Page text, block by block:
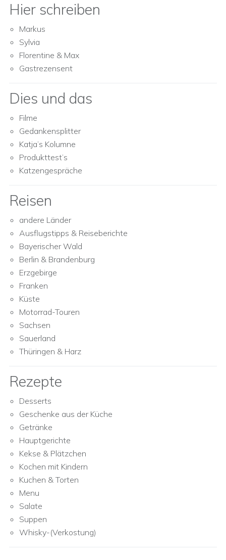
Hier schreiben
Markus
Sylvia
Florentine & Max
Gastrezensent
Dies und das
Filme
Gedankensplitter
Katja’s Kolumne
Produkttest’s
Katzengespräche
Reisen
andere Länder
Ausflugstipps & Reiseberichte
Bayerischer Wald
Berlin & Brandenburg
Erzgebirge
Franken
Küste
Motorrad-Touren
Sachsen
Sauerland
Thüringen & Harz
Rezepte
Desserts
Geschenke aus der Küche
Getränke
Hauptgerichte
Kekse & Plätzchen
Kochen mit Kindern
Kuchen & Torten
Menu
Salate
Suppen
Whisky-(Verkostung)